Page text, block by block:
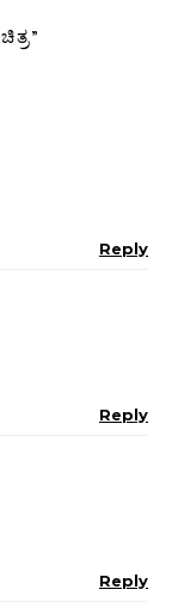
”
Reply
Reply
Reply